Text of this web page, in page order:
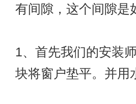
有间隙，这个间隙是
1、首先我们的安装
块将窗户垫平。并用